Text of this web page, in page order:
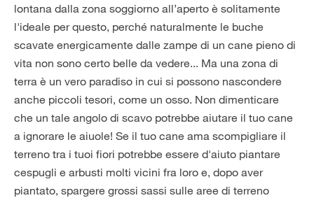
lontana dalla zona soggiorno all’aperto è solitamente
l'ideale per questo, perché naturalmente le buche
scavate energicamente dalle zampe di un cane pieno di
vita non sono certo belle da vedere... Ma una zona di
terra è un vero paradiso in cui si possono nascondere
anche piccoli tesori, come un osso. Non dimenticare
che un tale angolo di scavo potrebbe aiutare il tuo cane
a ignorare le aiuole! Se il tuo cane ama scompigliare il
terreno tra i tuoi fiori potrebbe essere d'aiuto piantare
cespugli e arbusti molti vicini fra loro e, dopo aver
piantato, spargere grossi sassi sulle aree di terreno